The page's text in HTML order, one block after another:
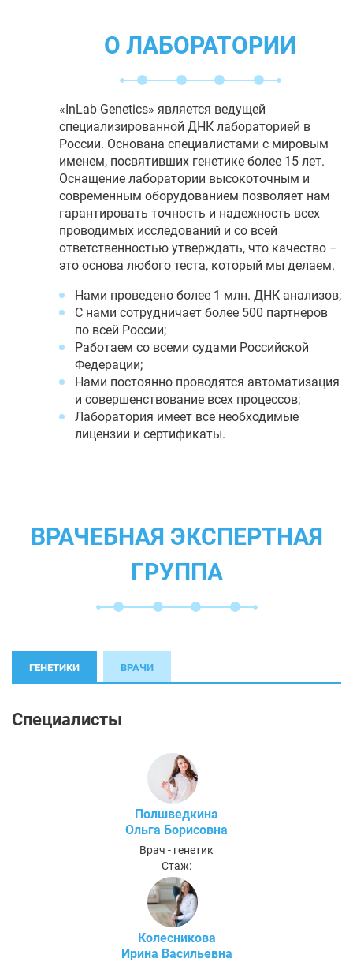
О ЛАБОРАТОРИИ
«InLab Genetics» является ведущей
специализированной ДНК лабораторией в
России. Основана специалистами с мировым
именем, посвятивших генетике более 15 лет.
Оснащение лаборатории высокоточным и
современным оборудованием позволяет нам
гарантировать точность и надежность всех
проводимых исследований и со всей
ответственностью утверждать, что качество –
это основа любого теста, который мы делаем.
Нами проведено более 1 млн. ДНК анализов;
С нами сотрудничает более 500 партнеров
по всей России;
Работаем со всеми судами Российской
Федерации;
Нами постоянно проводятся автоматизация
и совершенствование всех процессов;
Лаборатория имеет все необходимые
лицензии и сертификаты.
ВРАЧЕБНАЯ ЭКСПЕРТНАЯ
ГРУППА
ГЕНЕТИКИ ВРАЧИ
Специалисты
Полшведкина
Ольга Борисовна
Врач - генетик
Стаж:
Колесникова
Ирина Васильевна